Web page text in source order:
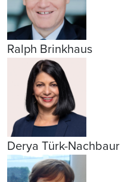
Ralph Brinkhaus
Derya Türk-Nachbaur